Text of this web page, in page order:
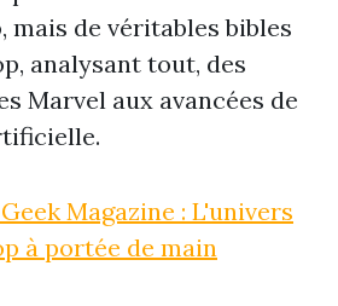
mais de véritables bibles
analysant tout, des
Marvel aux avancées de
Magazine : L'univers
à portée de main